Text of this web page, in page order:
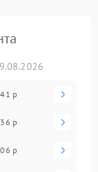
р
р
р